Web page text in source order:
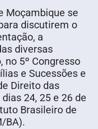
Moçambique se
discutirem o
a
diversas
5º Congresso
e Sucessões e
Direito das
24, 25 e 26 de
Brasileiro de
BA).